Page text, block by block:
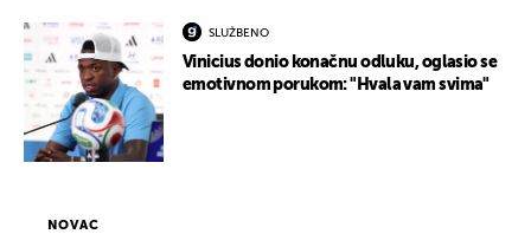
SLUŽBENO
Vinicius donio konačnu odluku, oglasio se
emotivnom porukom: "Hvala vam svima"
NOVAC